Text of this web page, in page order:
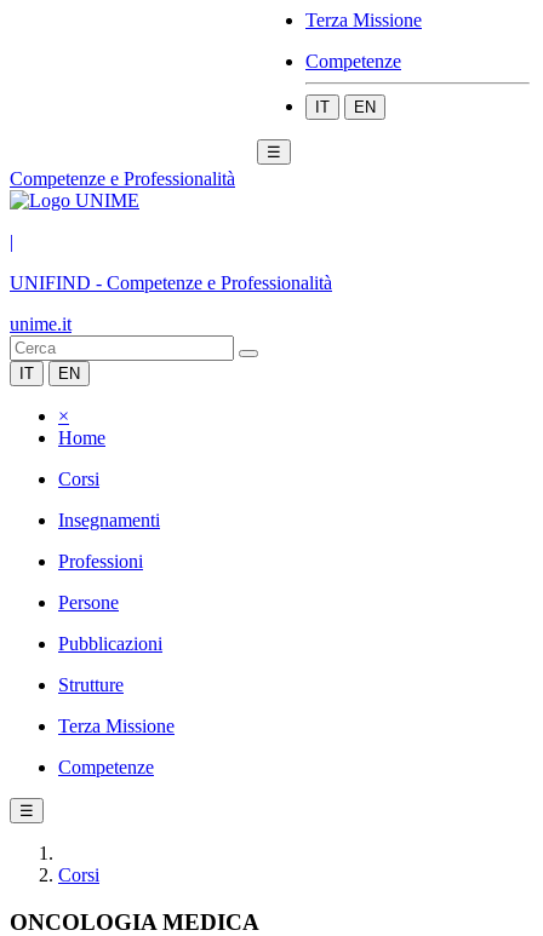
Terza Missione
Competenze
IT EN
☰
Competenze e Professionalità
|
UNIFIND - Competenze e Professionalità
unime.it
IT EN
×
Home
Corsi
Insegnamenti
Professioni
Persone
Pubblicazioni
Strutture
Terza Missione
Competenze
☰
Corsi
ONCOLOGIA MEDICA